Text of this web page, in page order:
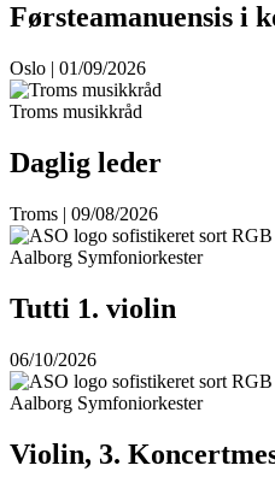
Førsteamanuensis i
Oslo | 01/09/2026
Troms musikkråd
Daglig leder
Troms | 09/08/2026
Aalborg Symfoniorkester
Tutti 1. violin
06/10/2026
Aalborg Symfoniorkester
Violin, 3.